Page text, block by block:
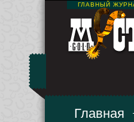
ГЛАВНЫЙ
Главная